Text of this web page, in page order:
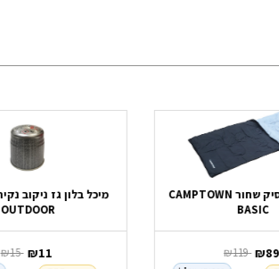
שק שינה בייסיק שחור CAMPTOWN
BASIC
‏ ₪
119 89
OUTDOOR
‏ ₪
15 11